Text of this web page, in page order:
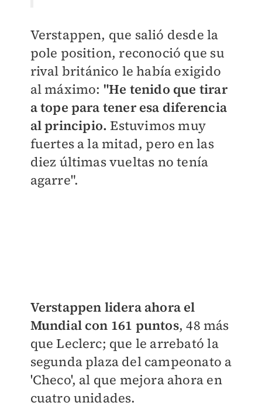
Verstappen, que salió desde la
pole position, reconoció que su
rival británico le había exigido
al máximo: "He tenido que tirar
a tope para tener esa diferencia
al principio.Estuvimos muy
fuertes a la mitad, pero en las
diez últimas vueltas no tenía
agarre".
Verstappen lidera ahora el
Mundial con 161 puntos, 48 más
que Leclerc; que le arrebató la
segunda plaza del campeonato a
'Checo', al que mejora ahora en
cuatro unidades.